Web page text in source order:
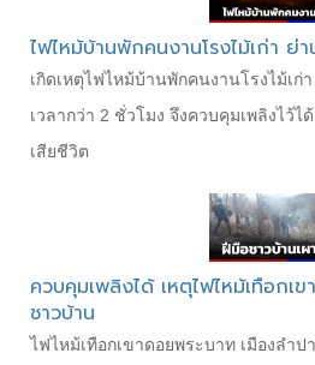
ไฟไหม้บ้านพักคนงานโรงไม้เก่า ย่
เกิดเหตุไฟไหม้บ้านพักคนงานโรงไม้เ
เวลากว่า 2 ชั่วโมง จึงควบคุมเพลิงไว้ไ
เสียชีวิต
ควบคุมเพลิงได้ เหตุไฟไหม้เทือกเ
ชาวบ้าน
ไฟไหม้เทือกเขาดอยพระบาท เมืองลำป